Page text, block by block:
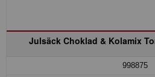
Julsäck Choklad & Kolamix
998875